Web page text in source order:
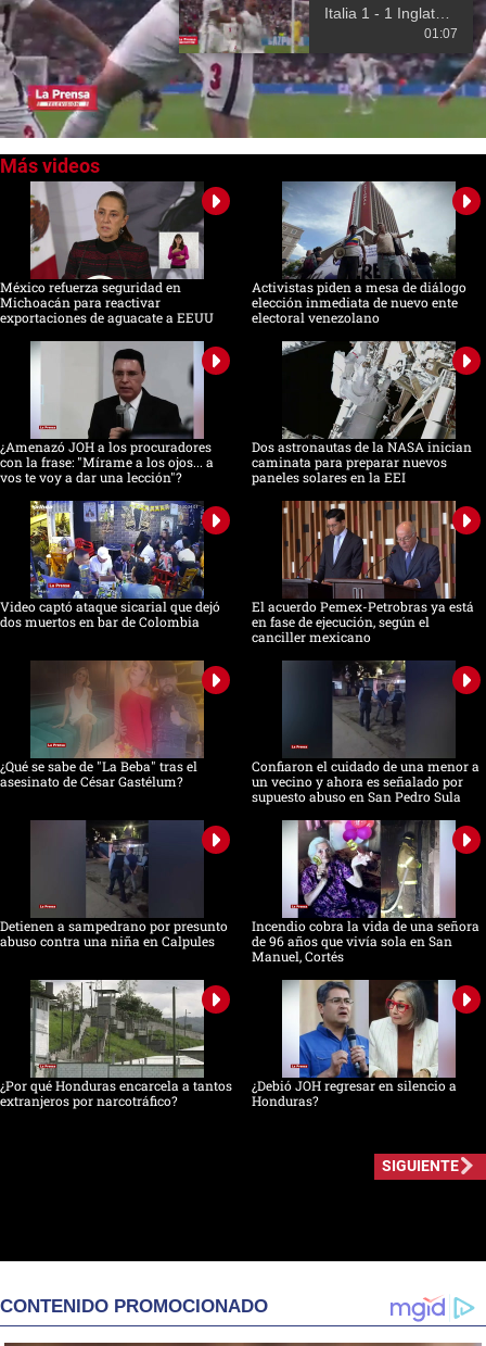
seconds
seconds
Italia 1 - 1 Inglaterra (EUROCOPA)
01:07
México refuerza seguridad en
Michoacán para reactivar
exportaciones de aguacate a EEUU
Activistas piden a mesa de diálogo
elección inmediata de nuevo ente
electoral venezolano
¿Amenazó JOH a los procuradores
con la frase: "Mírame a los ojos... a
vos te voy a dar una lección"?
Dos astronautas de la NASA inician
caminata para preparar nuevos
paneles solares en la EEI
Video captó ataque sicarial que dejó
dos muertos en bar de Colombia
El acuerdo Pemex-Petrobras ya está
en fase de ejecución, según el
canciller mexicano
¿Qué se sabe de "La Beba" tras el
asesinato de César Gastélum?
Confiaron el cuidado de una menor a
un vecino y ahora es señalado por
supuesto abuso en San Pedro Sula
Detienen a sampedrano por presunto
abuso contra una niña en Calpules
Incendio cobra la vida de una señora
de 96 años que vivía sola en San
Manuel, Cortés
¿Por qué Honduras encarcela a tantos
extranjeros por narcotráfico?
¿Debió JOH regresar en silencio a
Honduras?
SIGUIENTE
CONTENIDO PROMOCIONADO